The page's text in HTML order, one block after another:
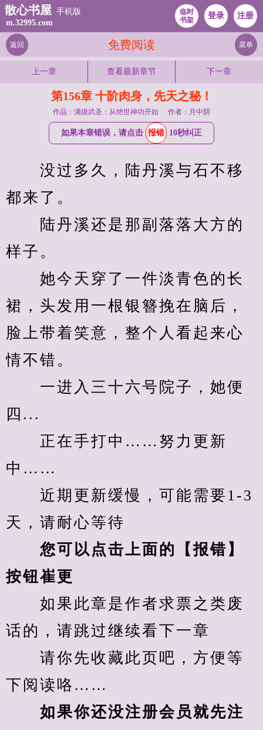
散心书屋 手机版
m.32995.com
临时
书架
登录 注册
免费阅读
返回 菜单
上一章 查看最新章节 下一章
第156章 十阶肉身，先天之秘！
作品：满级武圣：从绝世神功开始 作者：月中阴
如果本章错误，请点击 报错 10秒纠正
没过多久，陆丹溪与石不移
都来了。
陆丹溪还是那副落落大方的
样子。
她今天穿了一件淡青色的长
裙，头发用一根银簪挽在脑后，
脸上带着笑意，整个人看起来心
情不错。
一进入三十六号院子，她便
四...
正在手打中……努力更新
中……
近期更新缓慢，可能需要1-3
天，请耐心等待
您可以点击上面的【报错】
按钮崔更
如果此章是作者求票之类废
话的，请跳过继续看下一章
请你先收藏此页吧，方便等
下阅读咯……
如果你还没注册会员就先注